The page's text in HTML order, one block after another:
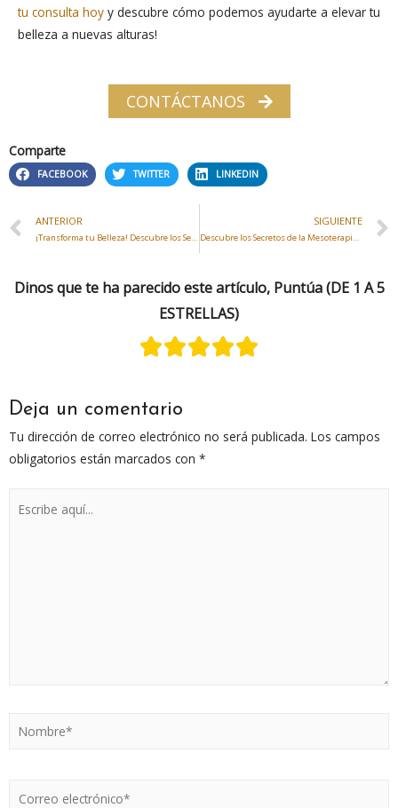
tu consulta hoy y descubre cómo podemos ayudarte a elevar tu
belleza a nuevas alturas!
CONTÁCTANOS
Comparte
FACEBOOK TWITTER LINKEDIN
ANTERIOR SIGUIENTE
Dinos que te ha parecido este artículo, Puntúa (DE 1 A 5
ESTRELLAS)
Deja un comentario
Tu dirección de correo electrónico no será publicada. Los campos
obligatorios están marcados con *